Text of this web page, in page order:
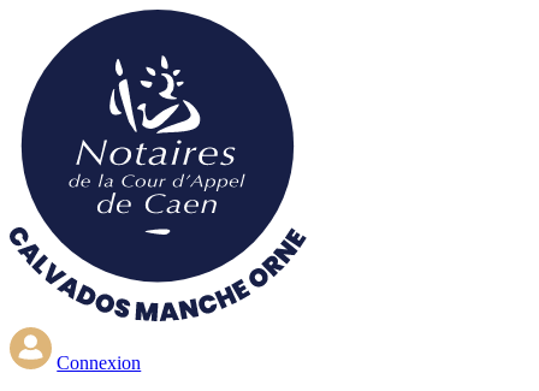
contenu
principal
Connexion